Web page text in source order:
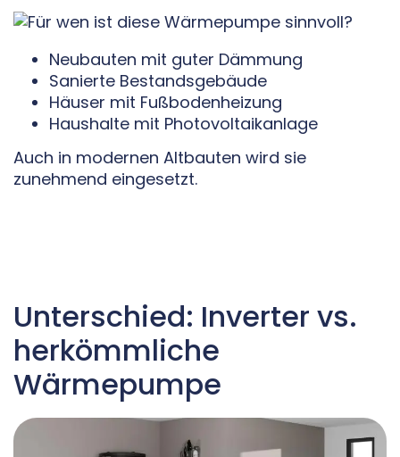
Neubauten mit guter Dämmung
Sanierte Bestandsgebäude
Häuser mit Fußbodenheizung
Haushalte mit Photovoltaikanlage
Auch in modernen Altbauten wird sie
zunehmend eingesetzt.
Unterschied: Inverter vs.
herkömmliche
Wärmepumpe